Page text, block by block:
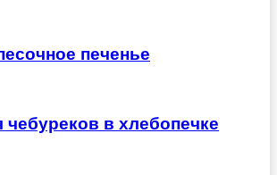
печенье
чебуреков в хлебопечке